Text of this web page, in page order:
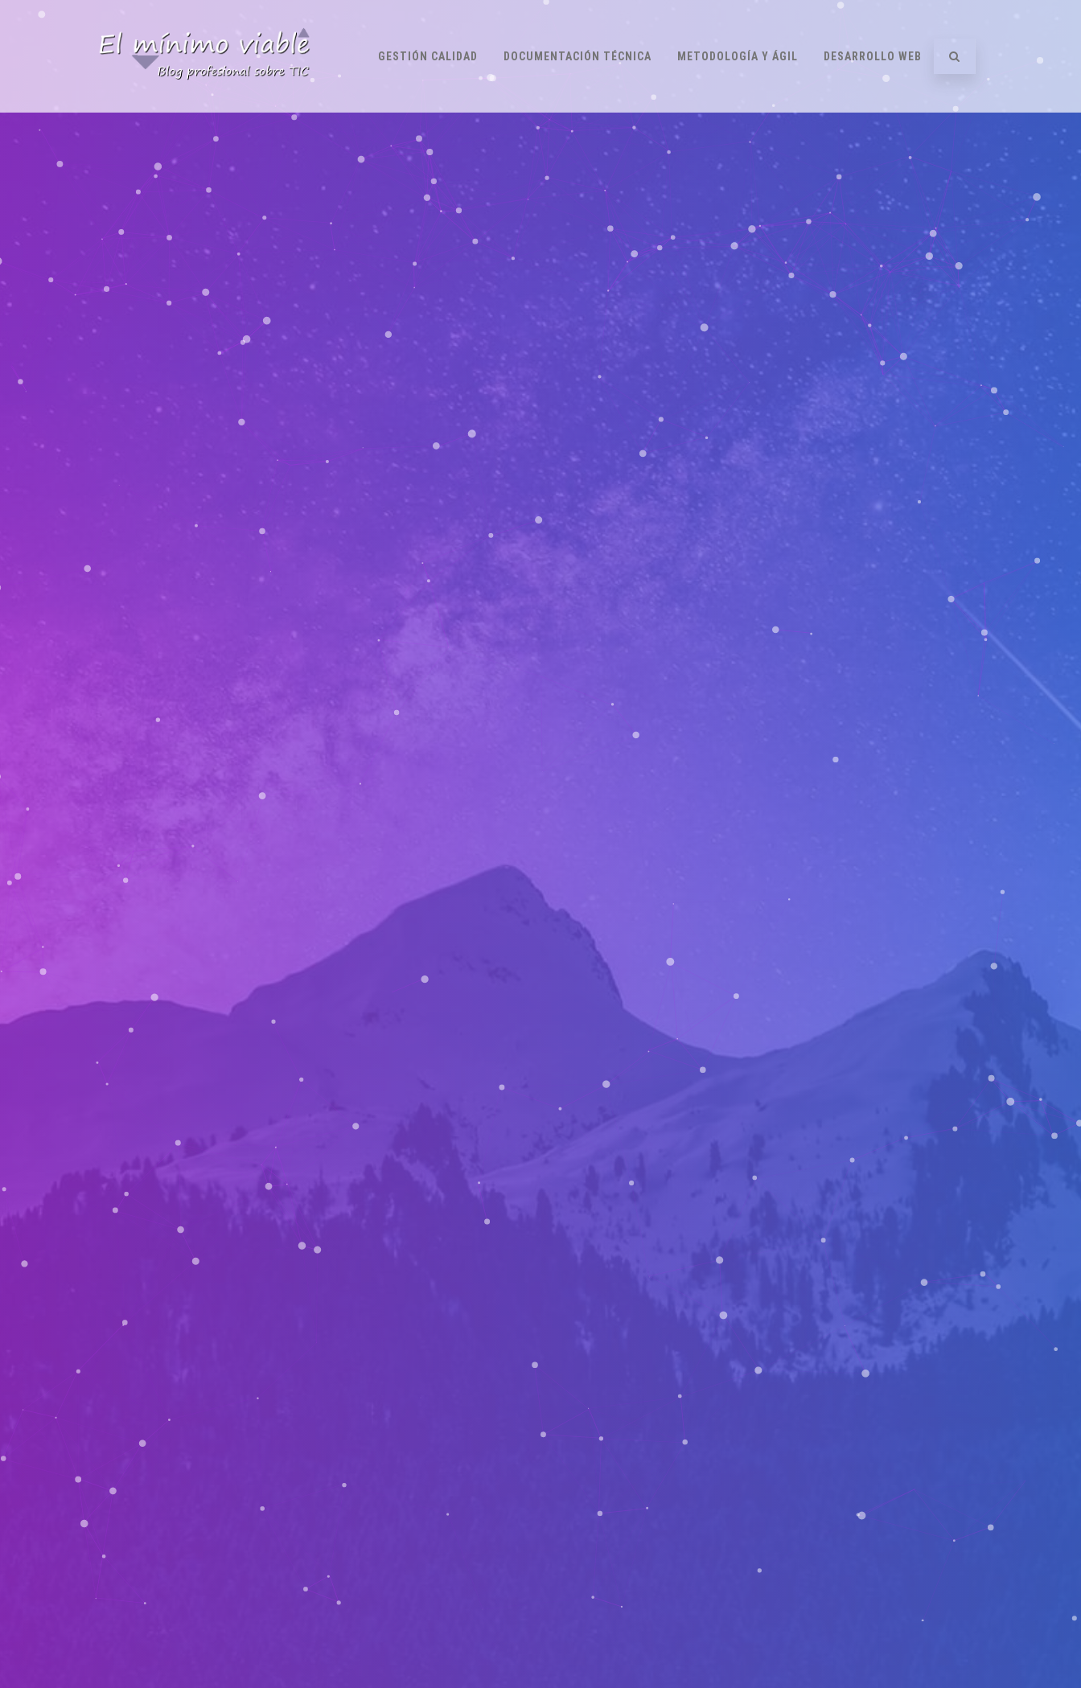
GESTIÓN CALIDAD DOCUMENTACIÓN TÉCNICA METODOLOGÍA Y ÁGIL DESARROLLO WEB